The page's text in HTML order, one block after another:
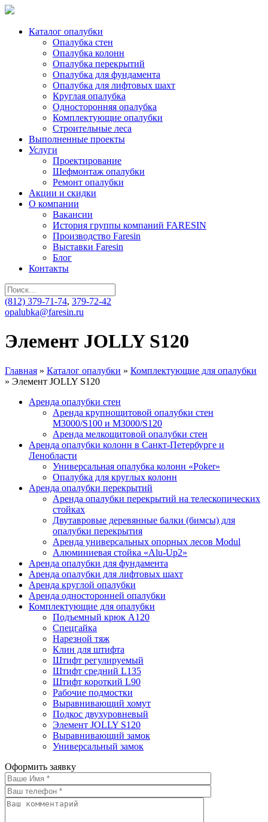
Каталог опалубки
Опалубка стен
Опалубка колонн
Опалубка перекрытий
Опалубка для фундамента
Опалубка для лифтовых шахт
Круглая опалубка
Односторонняя опалубка
Комплектующие опалубки
Строительные леса
Выполненные проекты
Услуги
Проектирование
Шефмонтаж опалубки
Ремонт опалубки
Акции и скидки
О компании
Вакансии
История группы компаний FARESIN
Производство Faresin
Выставки Faresin
Блог
Контакты
(812) 379-71-74, 379-72-42
opalubka@faresin.ru
Элемент JOLLY S120
Главная » Каталог опалубки » Комплектующие для опалубки
» Элемент JOLLY S120
Аренда опалубки стен
Аренда крупнощитовой опалубки стен
M3000/S100 и M3000/S120
Аренда мелкощитовой опалубки стен
Аренда опалубки колонн в Санкт-Петербурге и
Ленобласти
Универсальная опалубка колонн «Poker»
Опалубка для круглых колонн
Аренда опалубки перекрытий
Аренда опалубки перекрытий на телескопических
стойках
Двутавровые деревянные балки (бимсы) для
опалубки перекрытия
Аренда универсальных опорных лесов Modul
Алюминиевая стойка «Alu-Up2»
Аренда опалубки для фундамента
Аренда опалубки для лифтовых шахт
Аренда круглой опалубки
Аренда односторонней опалубки
Комплектующие для опалубки
Подъемный крюк А120
Спецгайка
Нарезной тяж
Клин для штифта
Штифт регулируемый
Штифт средний L135
Штифт короткий L90
Рабочие подмостки
Выравнивающий хомут
Подкос двухуровневый
Элемент JOLLY S120
Выравнивающий замок
Универсальный замок
Оформить заявку